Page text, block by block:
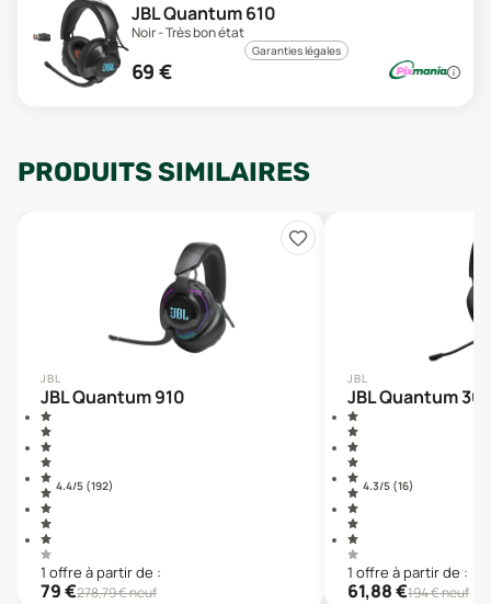
JBL Quantum 610
Noir - Très bon état
Garanties légales
69 €
PRODUITS SIMILAIRES
JBL
JBL Quantum 910
4.4/5 (192)
1 offre à partir de :
79€278,79€ neuf
JBL
JBL Quantum
4.3/5 (16)
1 offre à partir de :
61,88€194€ neuf